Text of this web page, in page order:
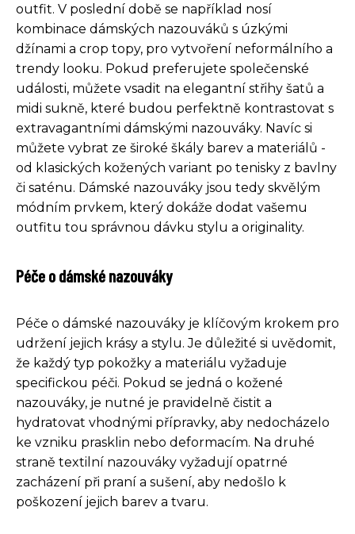
outfit. V poslední době se například nosí
kombinace dámských nazouváků s úzkými
džínami a crop topy, pro vytvoření neformálního a
trendy looku. Pokud preferujete společenské
události, můžete vsadit na elegantní střihy šatů a
midi sukně, které budou perfektně kontrastovat s
extravagantními dámskými nazouváky. Navíc si
můžete vybrat ze široké škály barev a materiálů -
od klasických kožených variant po tenisky z bavlny
či saténu. Dámské nazouváky jsou tedy skvělým
módním prvkem, který dokáže dodat vašemu
outfitu tou správnou dávku stylu a originality.
Péče o dámské nazouváky
Péče o dámské nazouváky je klíčovým krokem pro
udržení jejich krásy a stylu. Je důležité si uvědomit,
že každý typ pokožky a materiálu vyžaduje
specifickou péči. Pokud se jedná o kožené
nazouváky, je nutné je pravidelně čistit a
hydratovat vhodnými přípravky, aby nedocházelo
ke vzniku prasklin nebo deformacím. Na druhé
straně textilní nazouváky vyžadují opatrné
zacházení při praní a sušení, aby nedošlo k
poškození jejich barev a tvaru.